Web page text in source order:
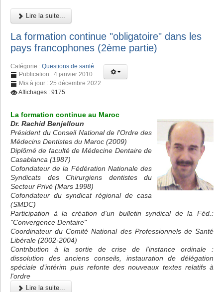
Lire la suite...
La formation continue "obligatoire" dans les
pays francophones (2ème partie)
Catégorie : Questions de santé
Publication : 4 janvier 2010
Mis à jour : 25 décembre 2022
Affichages : 9175
La formation continue au Maroc
Dr. Rachid Benjelloun
Président du Conseil National de l'Ordre des
Médecins Dentistes du Maroc (2009)
Diplômé de faculté de Médecine Dentaire de
Casablanca (1987)
Cofondateur de la Fédération Nationale des
Syndicats des Chirurgiens dentistes du
Secteur Privé (Mars 1998)
Cofondateur du syndicat régional de casa
(SMDC)
Participation à la création d'un bulletin syndical de la Féd.:
"Convergence Dentaire"
Coordinateur du Comité National des Professionnels de Santé
Libérale (2002-2004)
Contribution à la sortie de crise de l'instance ordinale :
dissolution des anciens conseils, instauration de délégation
spéciale d’intérim puis refonte des nouveaux textes relatifs à
l'ordre
Lire la suite...